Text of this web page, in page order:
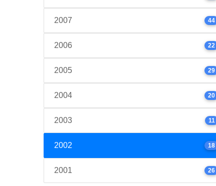
2007 44
2006 22
2005 29
2004 20
2003 11
2002 18
2001 26